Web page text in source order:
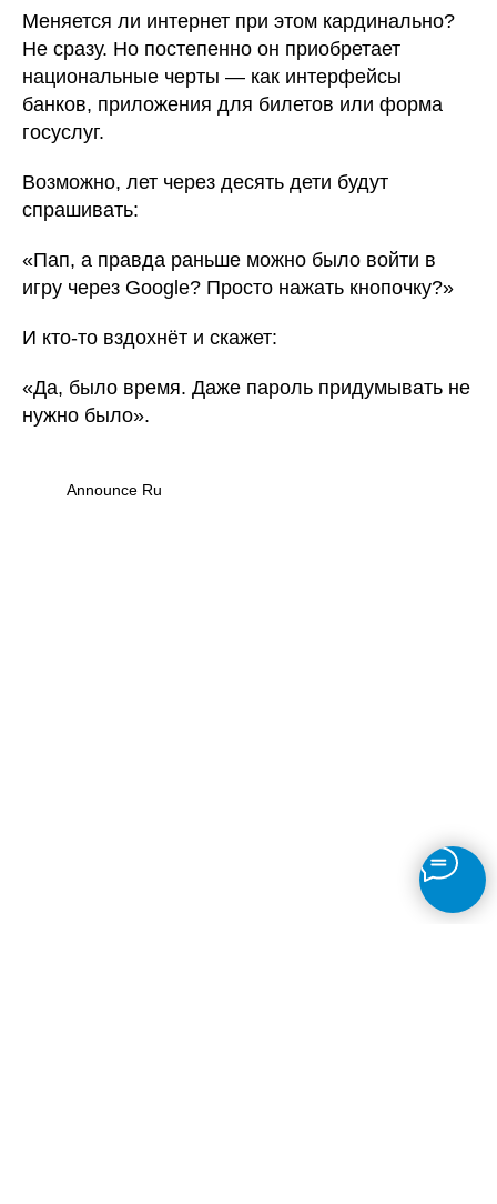
Меняется ли интернет при этом кардинально?
Не сразу. Но постепенно он приобретает
национальные черты — как интерфейсы
банков, приложения для билетов или форма
госуслуг.
Возможно, лет через десять дети будут
спрашивать:
«Пап, а правда раньше можно было войти в
игру через Google? Просто нажать кнопочку?»
И кто-то вздохнёт и скажет:
«Да, было время. Даже пароль придумывать не
нужно было».
Announce Ru